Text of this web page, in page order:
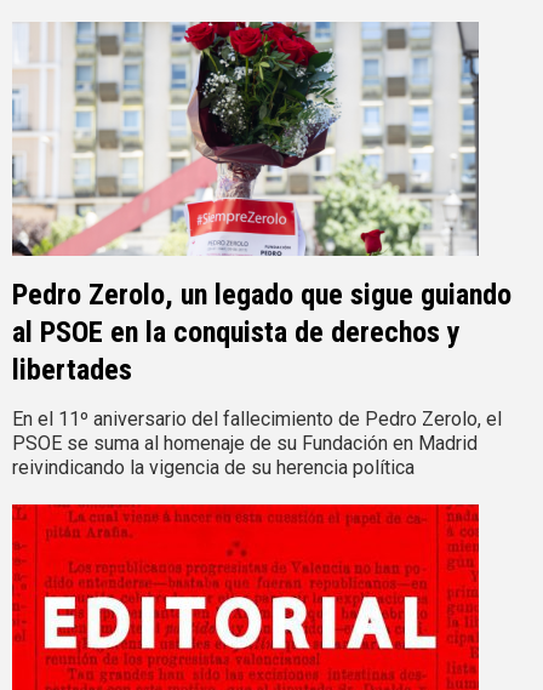
Pedro Zerolo, un legado que sigue guiando
al PSOE en la conquista de derechos y
libertades
En el 11º aniversario del fallecimiento de Pedro Zerolo, el
PSOE se suma al homenaje de su Fundación en Madrid
reivindicando la vigencia de su herencia política